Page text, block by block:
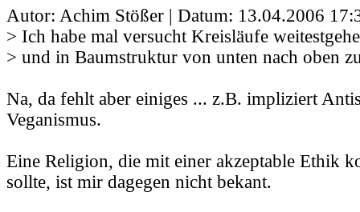
Autor: Achim Stößer | Datum: 13.04.2006
> Ich habe mal versucht Kreisläufe
> und in Baumstruktur von unten nach oben
Na, da fehlt aber einiges ... z.B. impliziert
Veganismus.
Eine Religion, die mit einer akzeptable Ethik
sollte, ist mir dagegen nicht bekant.